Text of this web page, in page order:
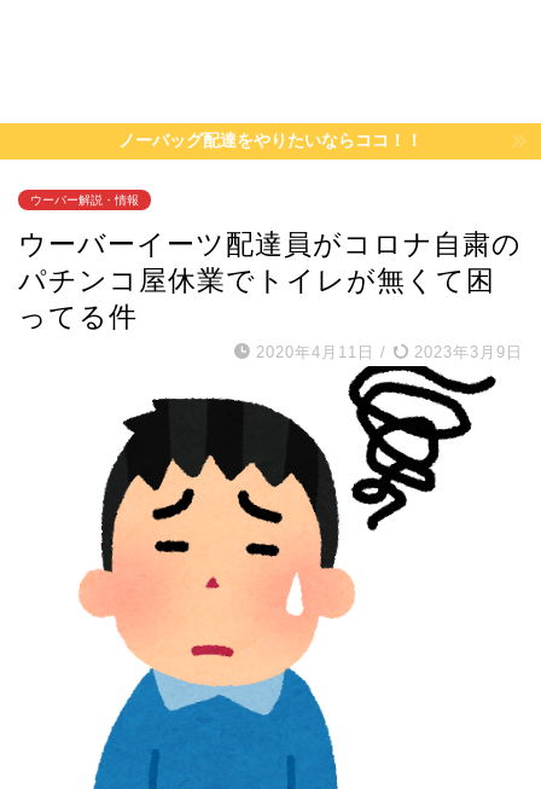
ノーバッグ配達をやりたいならココ！！
ウーバー解説・情報
ウーバーイーツ配達員がコロナ自粛の
パチンコ屋休業でトイレが無くて困
ってる件
2020年4月11日 / 2023年3月9日